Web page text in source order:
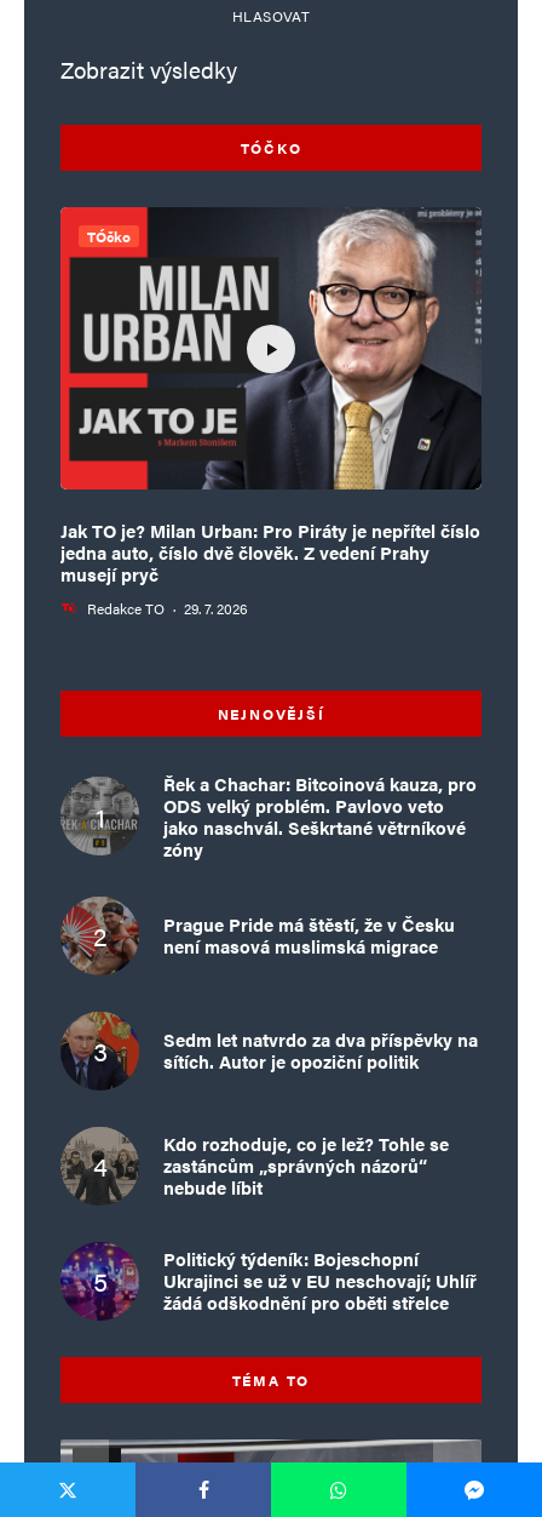
HLASOVAT
Zobrazit výsledky
TÓČKO
TÓčko
Jak TO je? Milan Urban: Pro Piráty je nepřítel číslo
jedna auto, číslo dvě člověk. Z vedení Prahy
musejí pryč
Redakce TO · 29. 7. 2026
NEJNOVĚJŠÍ
Řek a Chachar: Bitcoinová kauza, pro
ODS velký problém. Pavlovo veto
jako naschvál. Seškrtané větrníkové
zóny
Prague Pride má štěstí, že v Česku
není masová muslimská migrace
Sedm let natvrdo za dva příspěvky na
sítích. Autor je opoziční politik
Kdo rozhoduje, co je lež? Tohle se
zastáncům „správných názorů“
nebude líbit
Politický týdeník: Bojeschopní
Ukrajinci se už v EU neschovají; Uhlíř
žádá odškodnění pro oběti střelce
TÉMA TO